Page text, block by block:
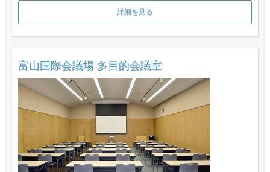
詳細を見る
富山国際会議場 多目的会議室